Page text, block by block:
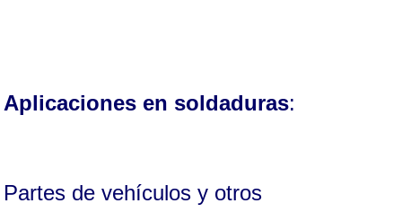
Aplicaciones en soldaduras:
Partes de vehículos y otros